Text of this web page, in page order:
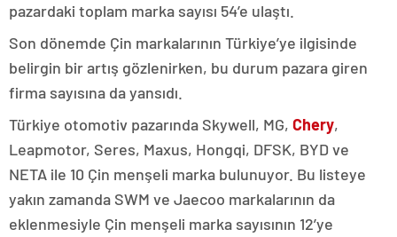
pazardaki toplam marka sayısı 54’e ulaştı.
Son dönemde Çin markalarının Türkiye’ye ilgisinde
belirgin bir artış gözlenirken, bu durum pazara giren
firma sayısına da yansıdı.
Türkiye otomotiv pazarında Skywell, MG, Chery,
Leapmotor, Seres, Maxus, Hongqi, DFSK, BYD ve
NETA ile 10 Çin menşeli marka bulunuyor. Bu listeye
yakın zamanda SWM ve Jaecoo markalarının da
eklenmesiyle Çin menşeli marka sayısının 12’ye